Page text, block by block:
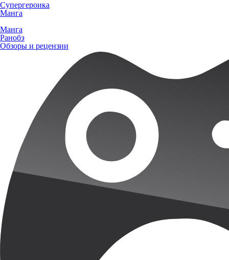
Супергероика
Манга
Манга
Ранобэ
Обзоры и рецензии